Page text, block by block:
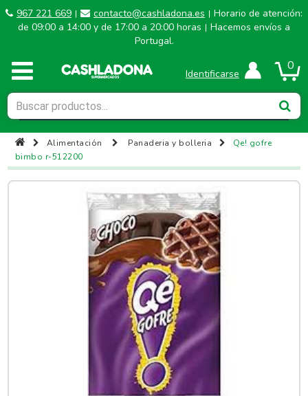
967 221 669 | contacto@cashladona.es | Horario de atención:
de 09:00 a 14:00 y de 17:00 a 20:00 horas | Hacemos envíos a
Portugal.
0
Identificarse
Alimentación Panaderia y bolleria
Qe! gofre
bimbo r-512200